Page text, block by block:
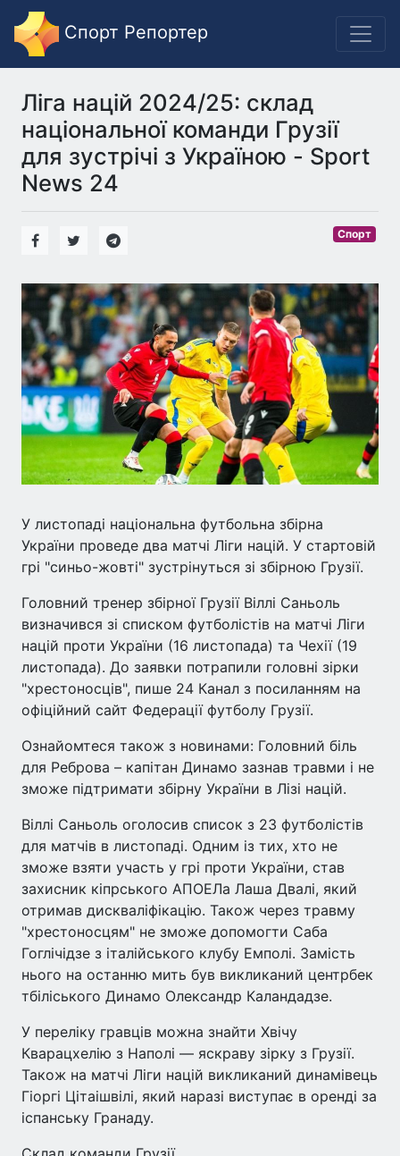
Спорт Репортер
Ліга націй 2024/25: склад
національної команди Грузії
для зустрічі з Україною - Sport
News 24
Спорт
У листопаді національна футбольна збірна
України проведе два матчі Ліги націй. У стартовій
грі "синьо-жовті" зустрінуться зі збірною Грузії.
Головний тренер збірної Грузії Віллі Саньоль
визначився зі списком футболістів на матчі Ліги
націй проти України (16 листопада) та Чехії (19
листопада). До заявки потрапили головні зірки
"хрестоносців", пише 24 Канал з посиланням на
офіційний сайт Федерації футболу Грузії.
Ознайомтеся також з новинами: Головний біль
для Реброва – капітан Динамо зазнав травми і не
зможе підтримати збірну України в Лізі націй.
Віллі Саньоль оголосив список з 23 футболістів
для матчів в листопаді. Одним із тих, хто не
зможе взяти участь у грі проти України, став
захисник кіпрського АПОЕЛа Лаша Двалі, який
отримав дискваліфікацію. Також через травму
"хрестоносцям" не зможе допомогти Саба
Гоглічідзе з італійського клубу Емполі. Замість
нього на останню мить був викликаний центрбек
тбіліського Динамо Олександр Каландадзе.
У переліку гравців можна знайти Хвічу
Кварацхелію з Наполі — яскраву зірку з Грузії.
Також на матчі Ліги націй викликаний динамівець
Гіоргі Цітаішвілі, який наразі виступає в оренді за
іспанську Гранаду.